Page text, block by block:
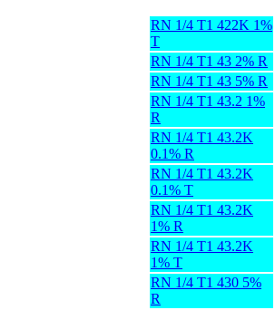
RN 1/4 T1 422K 1%
T
RN 1/4 T1 43 2% R
RN 1/4 T1 43 5% R
RN 1/4 T1 43.2 1%
R
RN 1/4 T1 43.2K
0.1% R
RN 1/4 T1 43.2K
0.1% T
RN 1/4 T1 43.2K
1% R
RN 1/4 T1 43.2K
1% T
RN 1/4 T1 430 5%
R